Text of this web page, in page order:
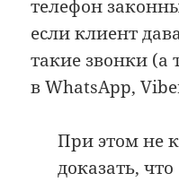
телефон
если клиент
такие звонки (а
в WhatsApp,
При этом не
доказать,